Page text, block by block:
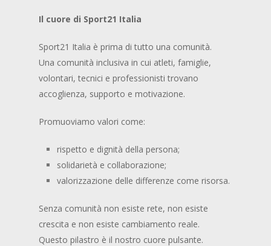
Il cuore di Sport21 Italia
Sport21 Italia è prima di tutto una comunità.
Una comunità inclusiva in cui atleti, famiglie,
volontari, tecnici e professionisti trovano
accoglienza, supporto e motivazione.
Promuoviamo valori come:
rispetto e dignità della persona;
solidarietà e collaborazione;
valorizzazione delle differenze come risorsa.
Senza comunità non esiste rete, non esiste
crescita e non esiste cambiamento reale.
Questo pilastro è il nostro cuore pulsante.